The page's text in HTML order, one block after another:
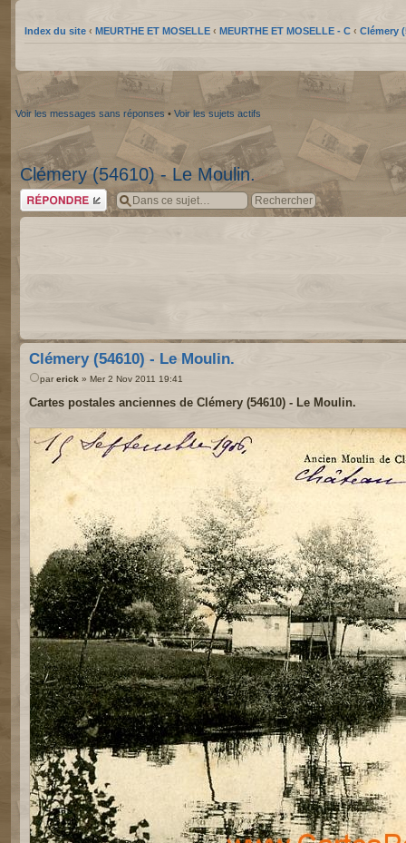
Index du site ‹ MEURTHE ET MOSELLE ‹ MEURTHE ET MOSELLE - C ‹ Clémery
Voir les messages sans réponses • Voir les sujets actifs
Clémery (54610) - Le Moulin.
Répondre
Clémery (54610) - Le Moulin.
par erick » Mer 2 Nov 2011 19:41
Cartes postales anciennes de Clémery (54610) - Le Moulin.